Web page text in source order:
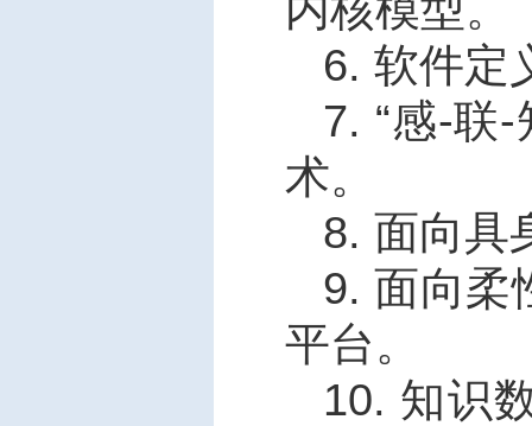
6. 软件定
7. “感-联-
术。
8. 面向具
9.面向柔
平台。
10. 知识